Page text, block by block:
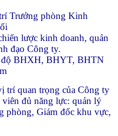
Trưởng phòng Kinh
lược kinh doanh, quản
đạo Công ty.
độ BHXH, BHYT, BHTN
trí quan trọng của Công ty
viên đủ năng lực: quản lý
phòng, Giám đốc khu vực,